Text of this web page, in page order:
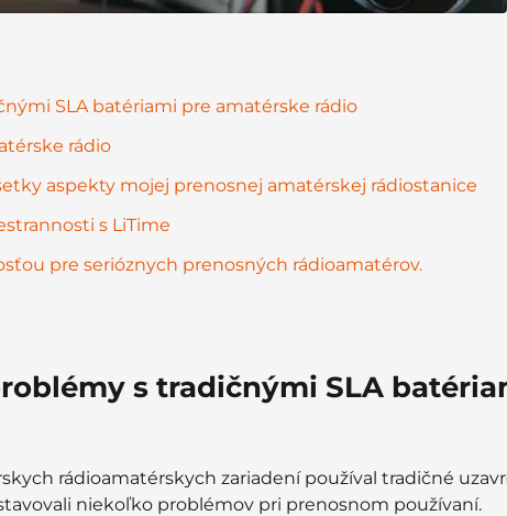
SLA batériami pre amatérske rádio
rádio
aspekty mojej prenosnej amatérskej rádiostanice
s LiTime
pre serióznych prenosných rádioamatérov.
s tradičnými SLA
rádioamatérskych zariadení používal tradičné
niekoľko problémov pri prenosnom používaní.